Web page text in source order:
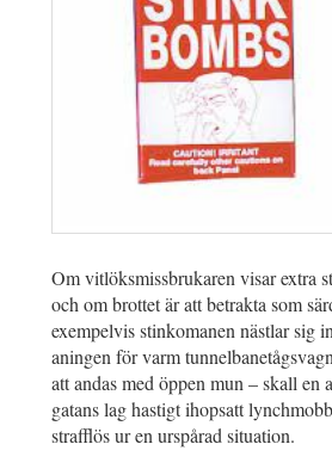
Om vitlöksmissbrukaren visar extra
och om brottet är att betrakta som
exempelvis stinkomanen nästlar sig
aningen för varm
att andas med öppen mun – skall en
gatans lag hastigt ihopsatt
strafflös ur en urspårad situation.